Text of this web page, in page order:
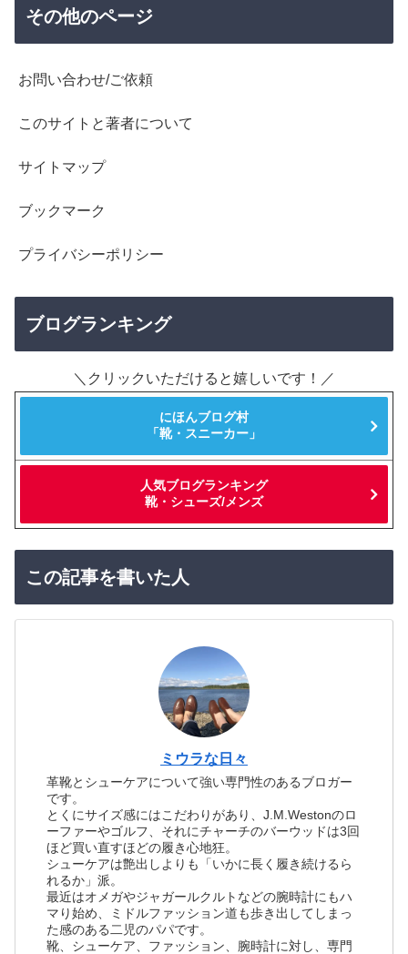
その他のページ
お問い合わせ/ご依頼
このサイトと著者について
サイトマップ
ブックマーク
プライバシーポリシー
ブログランキング
＼クリックいただけると嬉しいです！／
にほんブログ村
「靴・スニーカー」
人気ブログランキング
靴・シューズ/メンズ
この記事を書いた人
ミウラな日々
革靴とシューケアについて強い専門性のあるブロガー
です。
とくにサイズ感にはこだわりがあり、J.M.Westonのロ
ーファーやゴルフ、それにチャーチのバーウッドは3回
ほど買い直すほどの履き心地狂。
シューケアは艶出しよりも「いかに長く履き続けるら
れるか」派。
最近はオメガやジャガールクルトなどの腕時計にもハ
マり始め、ミドルファッション道も歩き出してしまっ
た感のある二児のパパです。
靴、シューケア、ファッション、腕時計に対し、専門